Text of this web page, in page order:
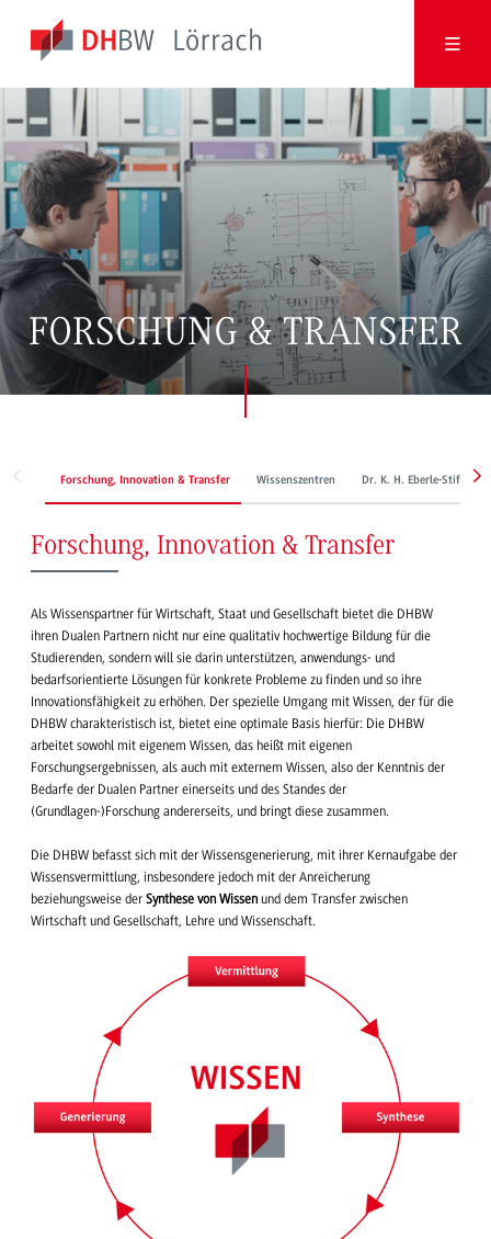
FORSCHUNG & TRANSFER
Forschung, Innovation & Transfer Wissenszentren Dr. K. H. Eberle-Stiftung
Forschung, Innovation & Transfer
Als Wissenspartner für Wirtschaft, Staat und Gesellschaft bietet die DHBW
ihren Dualen Partnern nicht nur eine qualitativ hochwertige Bildung für die
Studierenden, sondern will sie darin unterstützen, anwendungs- und
bedarfsorientierte Lösungen für konkrete Probleme zu finden und so ihre
Innovationsfähigkeit zu erhöhen. Der spezielle Umgang mit Wissen, der für die
DHBW charakteristisch ist, bietet eine optimale Basis hierfür: Die DHBW
arbeitet sowohl mit eigenem Wissen, das heißt mit eigenen
Forschungsergebnissen, als auch mit externem Wissen, also der Kenntnis der
Bedarfe der Dualen Partner einerseits und des Standes der
(Grundlagen-)Forschung andererseits, und bringt diese zusammen.
Die DHBW befasst sich mit der Wissensgenerierung, mit ihrer Kernaufgabe der
Wissensvermittlung, insbesondere jedoch mit der Anreicherung
beziehungsweise der Synthese von Wissen und dem Transfer zwischen
Wirtschaft und Gesellschaft, Lehre und Wissenschaft.